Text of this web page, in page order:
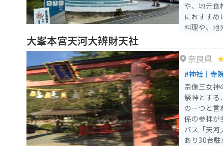
や、地元食
におすす
料理や、地
ゆったりと過ごす
駅には広々
は、吉野熊
ため、ツ
イラインは
ライダーを
大峯本宮天河大辨財天社
奈良県
#神社｜寺
宗像三女神
祭神とする
の一つと言
係の参拝が
バス「天河
あり30台駐